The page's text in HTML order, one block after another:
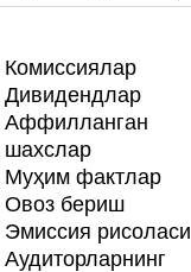
Комиссиялар
Дивидендлар
Аффилланган
шахслар
Муҳим фактлар
Овоз бериш
Эмиссия рисоласи
Аудиторларнинг